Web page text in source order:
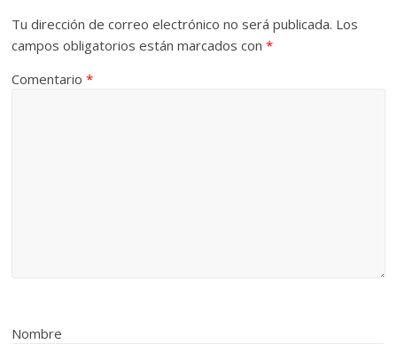
Tu dirección de correo electrónico no será publicada. Los
campos obligatorios están marcados con*
Comentario*
Nombre